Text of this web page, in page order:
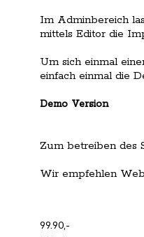
Im Adminbereich
mittels Editor die
Um sich einmal
einfach einmal die
Demo Version
Zum betreiben des
Wir empfehlen
99.90,-